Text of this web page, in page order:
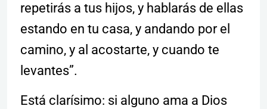
repetirás a tus hijos, y hablarás de ellas
estando en tu casa, y andando por el
camino, y al acostarte, y cuando te
levantes”.
Está clarísimo: si alguno ama a Dios